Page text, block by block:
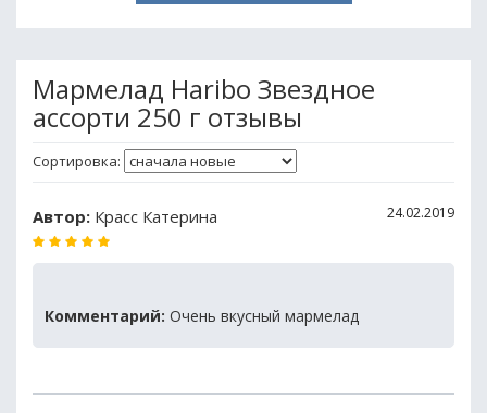
Мармелад Haribo Звездное
ассорти 250 г отзывы
Сортировка:
Автор: Красс Катерина 24.02.2019
Комментарий: Очень вкусный мармелад